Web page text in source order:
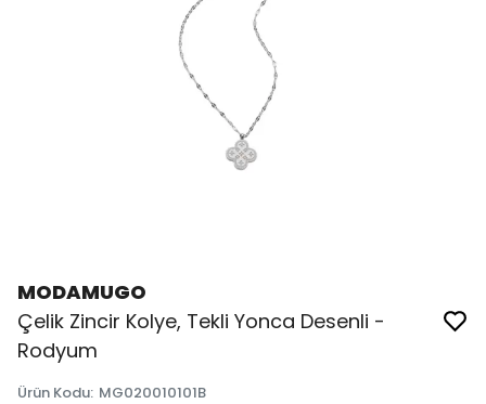
MODAMUGO
Çelik Zincir Kolye, Tekli Yonca Desenli -
Rodyum
Ürün Kodu: MG020010101B